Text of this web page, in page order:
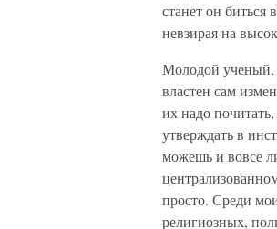
станет он
невзирая на
Молодой ученый,
властен сам
их надо
утверждать в
можешь и вовсе
просто. Среди
религиозных,